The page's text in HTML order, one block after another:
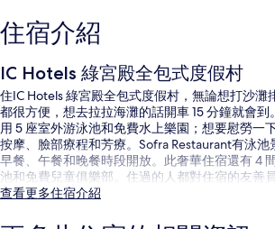
住宿介紹
IC Hotels 綠宮殿全包式度假村
住IC Hotels 綠宮殿全包式度假村，無論想打沙灘
都很方便，想去拉拉海灘的話開車 15 分鐘就會
用 5 座室外游泳池和免費水上樂園；想要慰勞一
按摩、臉部療程和芳療。Sofra Restaurant有泳池
早餐、午餐和晚餐時段開放。此奢華住宿還有 4
池和免費兒童俱樂部。住過的人都對住宿的友善
查看更多住宿介紹